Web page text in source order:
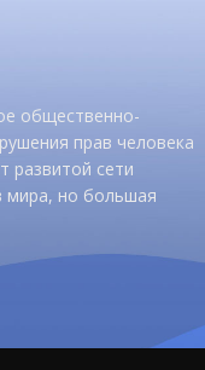
общественно-
прав человека
развитой сети
мира, но большая